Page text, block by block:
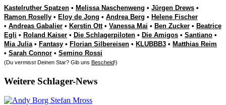
Kastelruther Spatzen • Melissa Naschenweng • Jürgen Drews •
Ramon Roselly • Eloy de Jong • Andrea Berg • Helene Fischer
• Andreas Gabalier • Kerstin Ott• Vanessa Mai • Ben Zucker • Beatrice
Egli • Roland Kaiser • Die Schlagerpiloten • Die Amigos • Santiano •
Mia Julia• Fantasy • Florian Silbereisen • KLUBBB3 • Matthias Reim
• Sarah Connor • Semino Rossi
(Du vermisst Deinen Star? Gib uns Bescheid!)
Weitere Schlager-News